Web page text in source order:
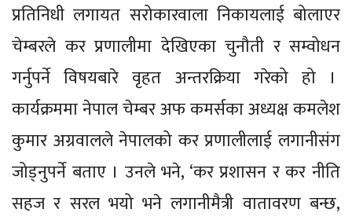
प्रतिनिधी लगायत सरोकारवाला निकायलाई बोलाएर
चेम्बरले कर प्रणालीमा देखिएका चुनौती र सम्वोधन
गर्नुपर्ने विषयबारे वृहत अन्तरक्रिया गरेको हो ।
कार्यक्रममा नेपाल चेम्बर अफ कमर्सका अध्यक्ष कमलेश
कुमार अग्रवालले नेपालको कर प्रणालीलाई लगानीसंग
जोड्नुपर्ने बताए । उनले भने, ‘कर प्रशासन र कर नीति
सहज र सरल भयो भने लगानीमैत्री वातावरण बन्छ,